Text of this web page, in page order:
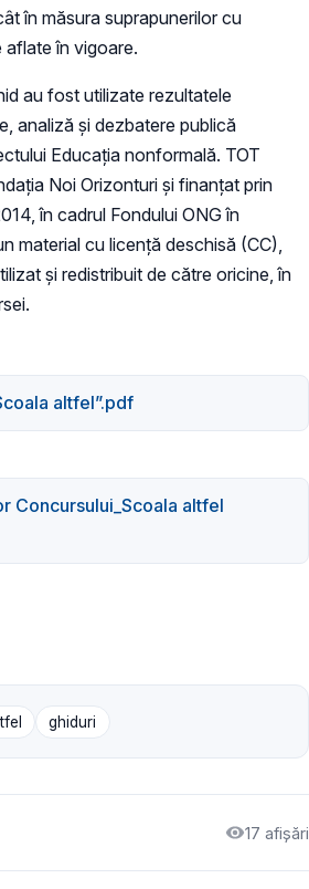
în măsura suprapunerilor cu
în vigoare.
au fost utilizate rezultatele
analiză și dezbatere publică
Educația nonformală. TOT
Noi Orizonturi și finanțat prin
în cadrul Fondului ONG în
material cu licență deschisă (CC),
și redistribuit de către oricine, în
altfel”.pdf
Concursului_Scoala altfel
ghiduri
17 afișări